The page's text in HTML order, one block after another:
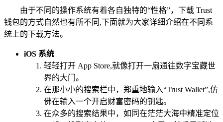
由于不同的操作系统有着各自独特的“性格”，下载 Trust
钱包的方式自然也有所不同,下面就为大家详细介绍在不同系
统上的下载方法。
iOS 系统
轻轻打开 App Store,就像打开一扇通往数字宝藏世
界的大门。
在那小小的搜索栏中，郑重地输入“Trust Wallet”,仿
佛在输入一个开启财富密码的钥匙。
在众多的搜索结果中，如同在茫茫大海中精准定位